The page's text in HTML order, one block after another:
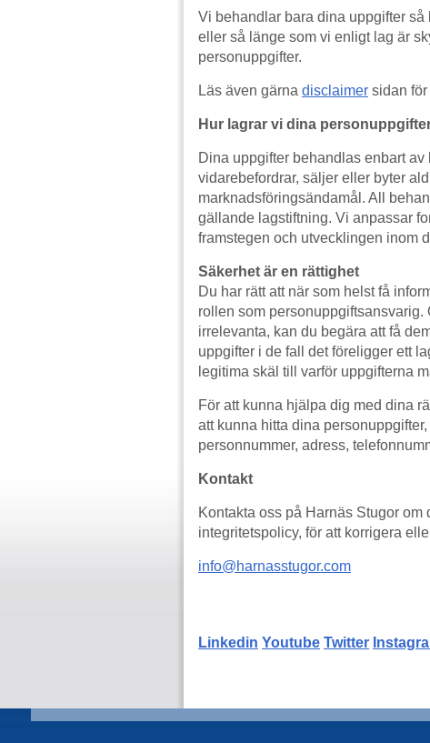
Vi behandlar bara dina uppgifter så
eller så länge som vi enligt lag är
personuppgifter.
Läs även gärna disclaimer sidan
Hur lagrar vi dina
Dina uppgifter behandlas enbart
vidarebefordrar, säljer eller byter
marknadsföringsändamål. All
gällande lagstiftning. Vi anpassar
framstegen och utvecklingen inom
Säkerhet är en rättighet
Du har rätt att när som helst få
rollen som
irrelevanta, kan du begära att få
uppgifter i de fall det föreligger ett
legitima skäl till varför uppgifterna
För att kunna hjälpa dig med dina
att kunna hitta dina
personnummer, adress,
Kontakt
Kontakta oss på Harnäs Stugor
integritetspolicy, för att korrigera
info@harnasstugor.com
Linkedin Youtube Twitter